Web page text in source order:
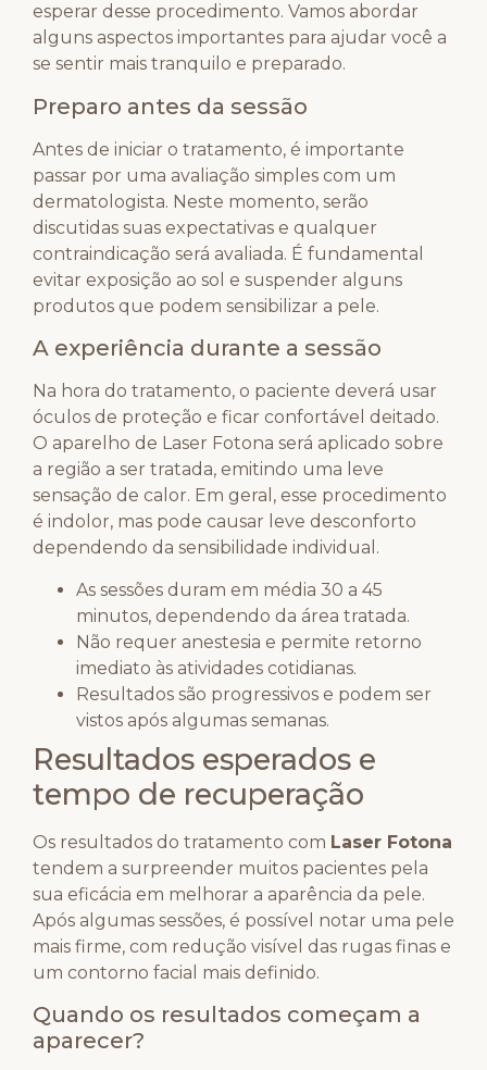
esperar desse procedimento. Vamos abordar
alguns aspectos importantes para ajudar você a
se sentir mais tranquilo e preparado.
Preparo antes da sessão
Antes de iniciar o tratamento, é importante
passar por uma avaliação simples com um
dermatologista. Neste momento, serão
discutidas suas expectativas e qualquer
contraindicação será avaliada. É fundamental
evitar exposição ao sol e suspender alguns
produtos que podem sensibilizar a pele.
A experiência durante a sessão
Na hora do tratamento, o paciente deverá usar
óculos de proteção e ficar confortável deitado.
O aparelho de Laser Fotona será aplicado sobre
a região a ser tratada, emitindo uma leve
sensação de calor. Em geral, esse procedimento
é indolor, mas pode causar leve desconforto
dependendo da sensibilidade individual.
As sessões duram em média 30 a 45
minutos, dependendo da área tratada.
Não requer anestesia e permite retorno
imediato às atividades cotidianas.
Resultados são progressivos e podem ser
vistos após algumas semanas.
Resultados esperados e
tempo de recuperação
Os resultados do tratamento com Laser Fotona
tendem a surpreender muitos pacientes pela
sua eficácia em melhorar a aparência da pele.
Após algumas sessões, é possível notar uma pele
mais firme, com redução visível das rugas finas e
um contorno facial mais definido.
Quando os resultados começam a
aparecer?